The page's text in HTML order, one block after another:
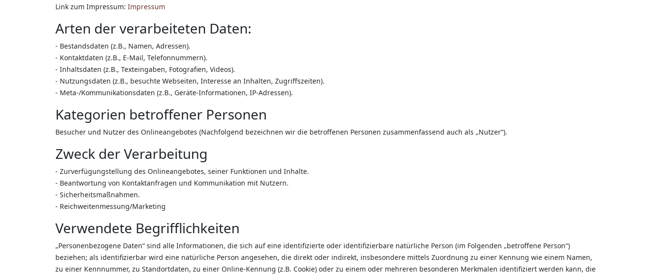
Link zum Impressum: Impressum
Arten der verarbeiteten Daten:
- Bestandsdaten (z.B., Namen, Adressen).
- Kontaktdaten (z.B., E-Mail, Telefonnummern).
- Inhaltsdaten (z.B., Texteingaben, Fotografien, Videos).
- Nutzungsdaten (z.B., besuchte Webseiten, Interesse an Inhalten, Zugriffszeiten).
- Meta-/Kommunikationsdaten (z.B., Geräte-Informationen, IP-Adressen).
Kategorien betroffener Personen
Besucher und Nutzer des Onlineangebotes (Nachfolgend bezeichnen wir die betroffenen Personen zusammenfassend auch als „Nutzer“).
Zweck der Verarbeitung
- Zurverfügungstellung des Onlineangebotes, seiner Funktionen und Inhalte.
- Beantwortung von Kontaktanfragen und Kommunikation mit Nutzern.
- Sicherheitsmaßnahmen.
- Reichweitenmessung/Marketing
Verwendete Begrifflichkeiten
„Personenbezogene Daten“ sind alle Informationen, die sich auf eine identifizierte oder identifizierbare natürliche Person (im Folgenden „betroffene Person“)
beziehen; als identifizierbar wird eine natürliche Person angesehen, die direkt oder indirekt, insbesondere mittels Zuordnung zu einer Kennung wie einem Namen,
zu einer Kennnummer, zu Standortdaten, zu einer Online-Kennung (z.B. Cookie) oder zu einem oder mehreren besonderen Merkmalen identifiziert werden kann, die